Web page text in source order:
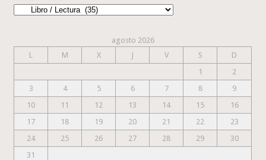
Categorías
agosto 2026
L
M X J V S
D
1
2
3
4 5 6 7 8
9
10
11 12 13 14 15
16
17
18 19 20 21 22
23
24
25 26 27 28 29
30
31